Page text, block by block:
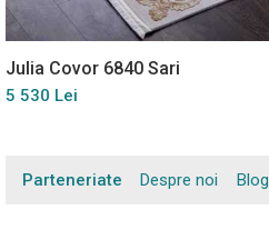
Julia Covor 6840 Sari
5 530 Lei
Parteneriate Despre noi Blog